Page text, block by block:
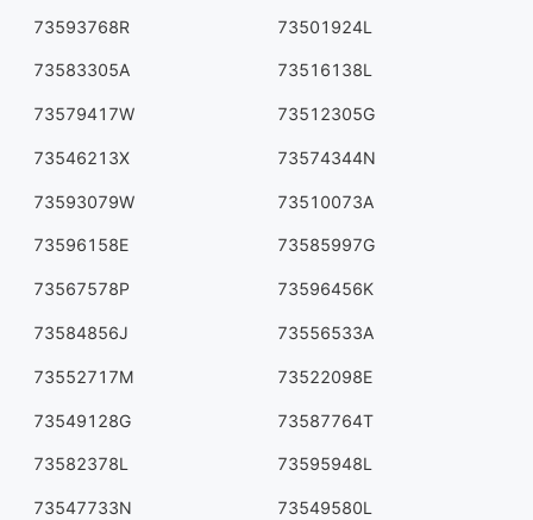
73593768R 73501924L
73583305A 73516138L
73579417W 73512305G
73546213X 73574344N
73593079W 73510073A
73596158E 73585997G
73567578P 73596456K
73584856J 73556533A
73552717M 73522098E
73549128G 73587764T
73582378L 73595948L
73547733N 73549580L